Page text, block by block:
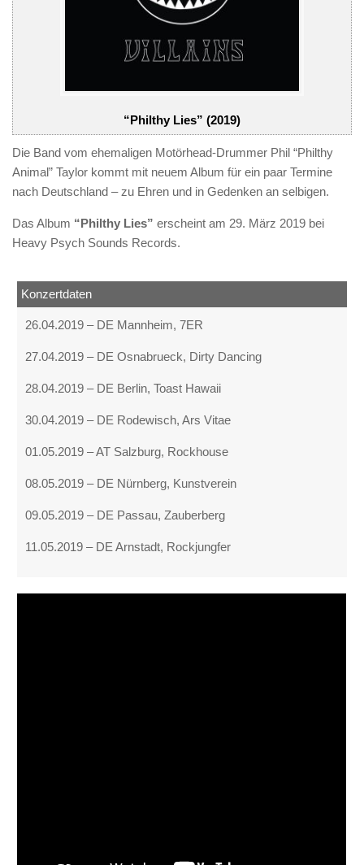
“Philthy Lies” (2019)
Die Band vom ehemaligen Motörhead-Drummer Phil “Philthy
Animal” Taylor kommt mit neuem Album für ein paar Termine
nach Deutschland – zu Ehren und in Gedenken an selbigen.
Das Album “Philthy Lies” erscheint am 29. März 2019 bei
Heavy Psych Sounds Records.
Konzertdaten
26.04.2019 – DE Mannheim, 7ER
27.04.2019 – DE Osnabrueck, Dirty Dancing
28.04.2019 – DE Berlin, Toast Hawaii
30.04.2019 – DE Rodewisch, Ars Vitae
01.05.2019 – AT Salzburg, Rockhouse
08.05.2019 – DE Nürnberg, Kunstverein
09.05.2019 – DE Passau, Zauberberg
11.05.2019 – DE Arnstadt, Rockjungfer